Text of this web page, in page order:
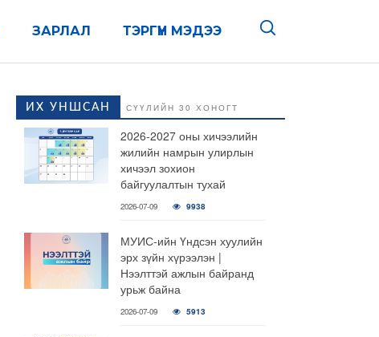
ТЭРГҮҮН МЭДЭЭ
ЗАРЛАЛ
ИХ УНШСАН СҮҮЛИЙН 30 ХОНОГТ
2026-2027 оны хичээлийн
жилийн намрын улирлын
хичээл зохион
байгуулалтын тухай
2026-07-09 9938
МУИС-ийн Үндсэн хуулийн
эрх зүйн хүрээлэн |
Нээлттэй ажлын байранд
урьж байна
2026-07-09 5913